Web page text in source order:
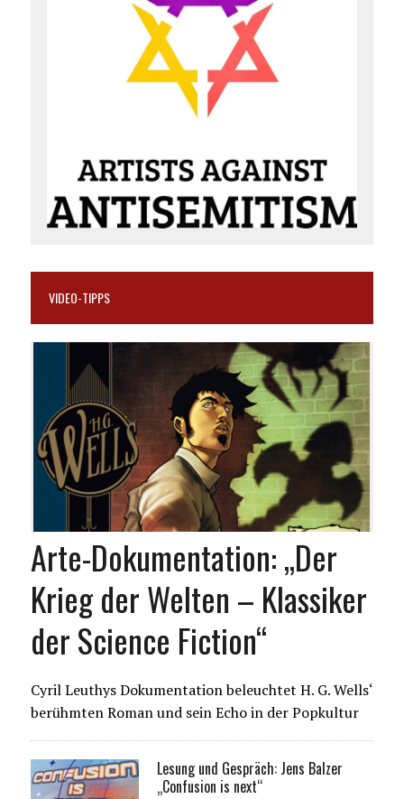
VIDEO-TIPPS
Arte-Dokumentation: „Der
Krieg der Welten – Klassiker
der Science Fiction“
Cyril Leuthys Dokumentation beleuchtet H. G. Wells‘
berühmten Roman und sein Echo in der Popkultur
Lesung und Gespräch: Jens Balzer
„Confusion is next“